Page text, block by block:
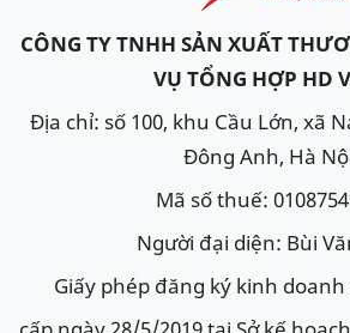
CÔNG TY TNHH SẢN XUẤT
VỤ TỔNG HỢP HD
Địa chỉ: số 100, khu Cầu Lớn, xã
Đông Anh, Hà
Mã số thuế:
Người đại diện: Bùi
Giấy phép đăng ký kinh doanh